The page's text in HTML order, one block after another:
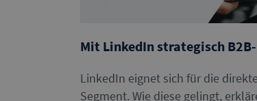
Mit LinkedIn strategisch
LinkedIn eignet sich für die
Segment. Wie diese gelingt,